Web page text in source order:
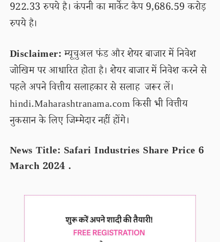
922.33 रुपये है। कंपनी का मार्केट कैप 9,686.59 करोड़
रुपये है।
Disclaimer:म्यूचुअल फंड और शेयर बाजार में निवेश
जोखिम पर आधारित होता है। शेयर बाजार में निवेश करने से
पहले अपने वित्तीय सलाहकार से सलाह जरूर लें।
hindi.Maharashtranama.com किसी भी वित्तीय
नुकसान के लिए जिम्मेदार नहीं होंगे।
News Title: Safari Industries Share Price 6
March 2024 .